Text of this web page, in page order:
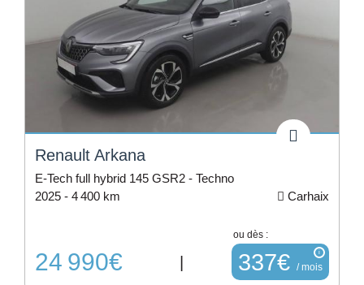
Renault Arkana
E-Tech full hybrid 145 GSR2 - Techno
2025 - 4 400 km Carhaix
24 990€ |
ou dès :
337€ / mois
i